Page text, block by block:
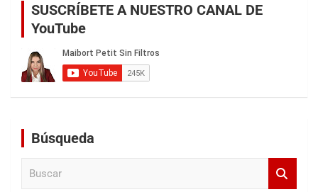
SUSCRÍBETE A NUESTRO CANAL DE
YouTube
Búsqueda